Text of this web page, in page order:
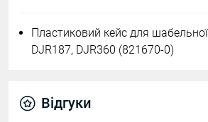
Пластиковий кейс для
DJR187, DJR360 (821670-0)
Відгуки